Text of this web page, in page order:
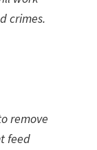
crimes.
remove
feed